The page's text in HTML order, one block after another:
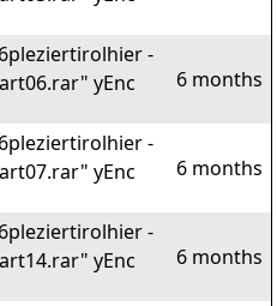
-
yEnc
6 months
-
yEnc
6 months
-
yEnc
6 months